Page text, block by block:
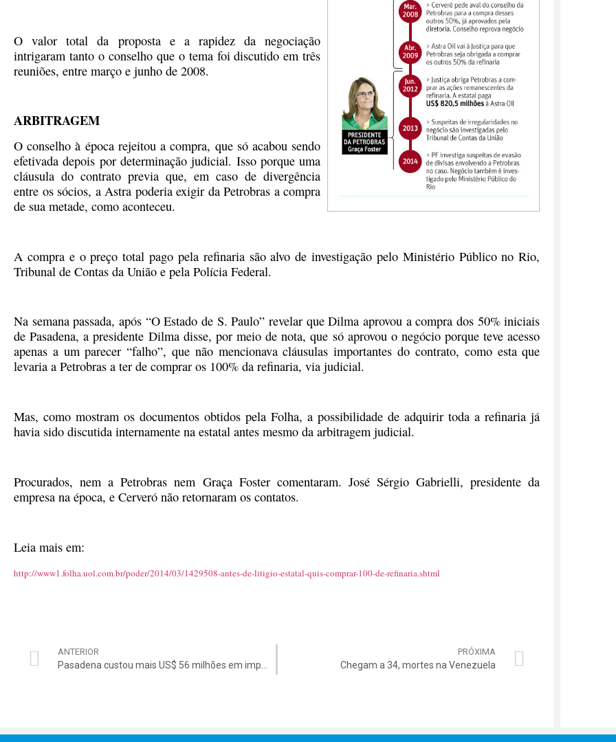
O valor total da proposta e a rapidez da negociação
intrigaram tanto o conselho que o tema foi discutido em três
reuniões, entre março e junho de 2008.
ARBITRAGEM
O conselho à época rejeitou a compra, que só acabou sendo
efetivada depois por determinação judicial. Isso porque uma
cláusula do contrato previa que, em caso de divergência
entre os sócios, a Astra poderia exigir da Petrobras a compra
de sua metade, como aconteceu.
A compra e o preço total pago pela refinaria são alvo de investigação pelo Ministério Público no Rio,
Tribunal de Contas da União e pela Polícia Federal.
Na semana passada, após “O Estado de S. Paulo” revelar que Dilma aprovou a compra dos 50% iniciais
de Pasadena, a presidente Dilma disse, por meio de nota, que só aprovou o negócio porque teve acesso
apenas a um parecer “falho”, que não mencionava cláusulas importantes do contrato, como esta que
levaria a Petrobras a ter de comprar os 100% da refinaria, via judicial.
Mas, como mostram os documentos obtidos pela Folha, a possibilidade de adquirir toda a refinaria já
havia sido discutida internamente na estatal antes mesmo da arbitragem judicial.
Procurados, nem a Petrobras nem Graça Foster comentaram. José Sérgio Gabrielli, presidente da
empresa na época, e Cerveró não retornaram os contatos.
Leia mais em:
http://www1.folha.uol.com.br/poder/2014/03/1429508-antes-de-litigio-estatal-quis-comprar-100-de-refinaria.shtml
ANTERIOR PRÓXIMA
Chegam a 34, mortes na Venezuela